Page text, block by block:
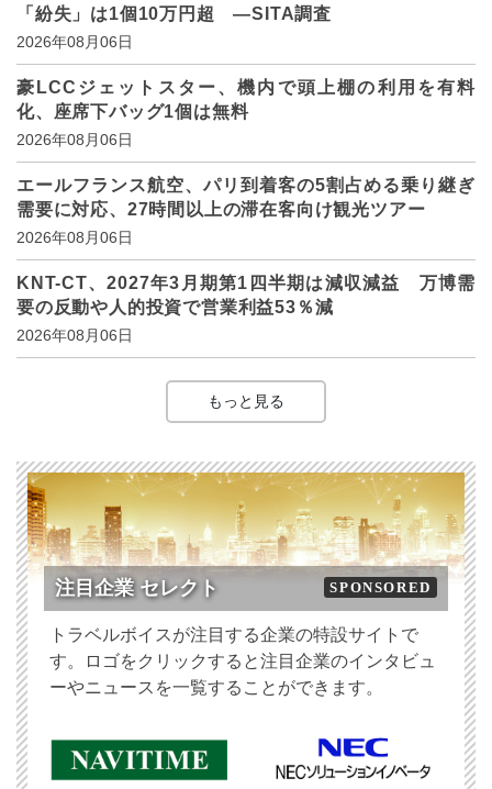
「紛失」は1個10万円超 ―SITA調査
2026年08月06日
豪LCCジェットスター、機内で頭上棚の利用を有料
化、座席下バッグ1個は無料
2026年08月06日
エールフランス航空、パリ到着客の5割占める乗り継ぎ
需要に対応、27時間以上の滞在客向け観光ツアー
2026年08月06日
KNT-CT、2027年3月期第1四半期は減収減益 万博需
要の反動や人的投資で営業利益53％減
2026年08月06日
もっと見る
注目企業 セレクト SPONSORED
トラベルボイスが注目する企業の特設サイトで
す。ロゴをクリックすると注目企業のインタビュ
ーやニュースを一覧することができます。